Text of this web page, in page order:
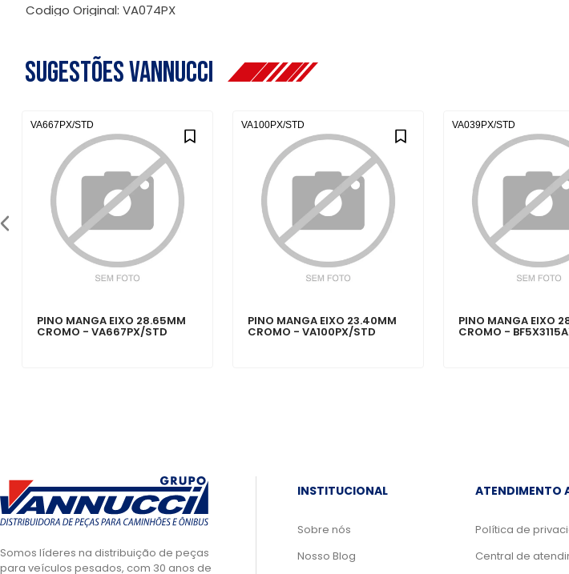
Codigo Original: VA074PX
Sugestões Vannucci
PINO MANGA EIXO 28.65MM
CROMO - VA667PX/STD
VA667PX/STD
PINO MANGA EIXO 23.40MM
CROMO - VA100PX/STD
VA100PX/STD
PINO MANGA EIXO
CROMO -
VA039PX/STD
Somos líderes na distribuição de peças
para veículos pesados, com 30 anos de
INSTITUCIONAL
Sobre nós
Nosso Blog
ATENDIMENTO
Política de
Central de